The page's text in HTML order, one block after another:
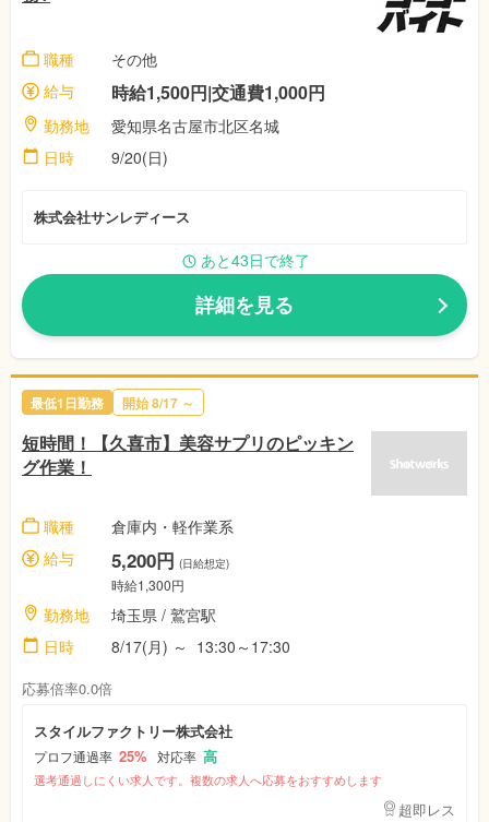
職種
その他
給与
時給1,500円|交通費1,000円
勤務地
愛知県名古屋市北区名城
日時
9/20(日)
株式会社サンレディース
あと43日で終了
詳細を見る
最低1日勤務 開始8/17 ～
短時間！【久喜市】美容サプリのピッキン
グ作業！
職種
倉庫内・軽作業系
給与
5,200円 (日給想定)
時給1,300円
勤務地 埼玉県 / 鷲宮駅
日時
8/17(月) ～ 13:30～17:30
応募倍率0.0倍
スタイルファクトリー株式会社
プロフ通過率 25% 対応率 高
選考通過しにくい求人です。複数の求人へ応募をおすすめします
超即レス